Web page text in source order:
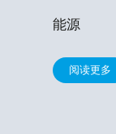
能源
阅读更多